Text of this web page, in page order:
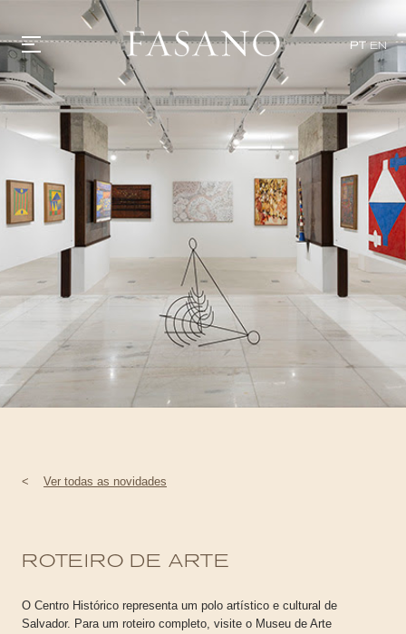
PT EN
GASTRONOMIA
HOTÉIS
EXPERIÊNCIAS
EVENTOS
VILLAS
SHOP | SELEZIONE
DESCUBRA
WHAT'S COOKING
HISTÓRIA
SUSTENTABILIDADE
CONTATO
< Ver todas as novidades
ROTEIRO DE ARTE
O Centro Histórico representa um polo artístico e cultural de
Salvador. Para um roteiro completo, visite o Museu de Arte